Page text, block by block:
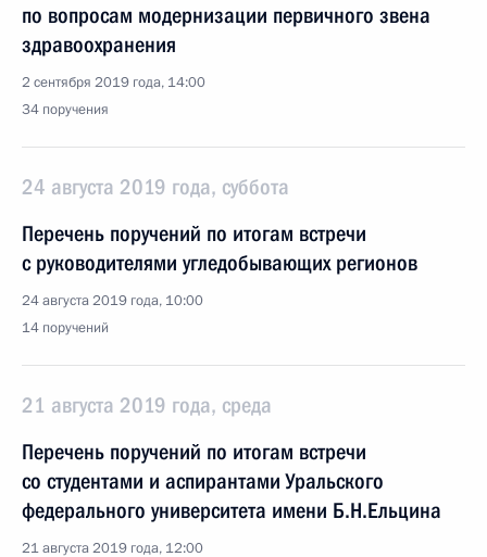
по вопросам модернизации первичного звена
здравоохранения
2 сентября 2019 года, 14:00
34 поручения
24 августа 2019 года, суббота
Перечень поручений по итогам встречи
с руководителями угледобывающих регионов
24 августа 2019 года, 10:00
14 поручений
21 августа 2019 года, среда
Перечень поручений по итогам встречи
со студентами и аспирантами Уральского
федерального университета имени Б.Н.Ельцина
21 августа 2019 года, 12:00